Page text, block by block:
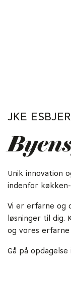
JKE
Unik innovation
indenfor
Vi er erfarne og
løsninger til
og vores
Gå på